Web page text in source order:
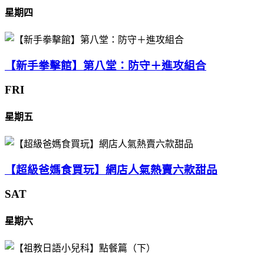
星期四
【新手拳擊館】第八堂：防守＋進攻組合
FRI
星期五
【超級爸媽食買玩】網店人氣熱賣六款甜品
SAT
星期六